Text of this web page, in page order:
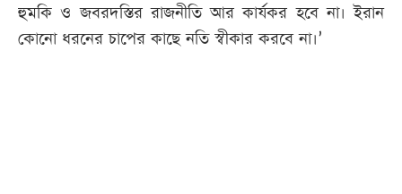
হুমকি ও জবরদস্তির রাজনীতি আর কার্যকর হবে না। ইরান
কোনো ধরনের চাপের কাছে নতি স্বীকার করবে না।’